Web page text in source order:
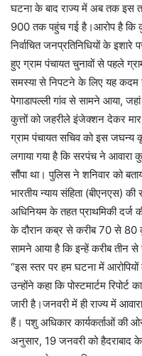
घटना के बाद राज्य में अब तक इस
900 तक पहुंच गई है।आरोप है कि
निर्वाचित जनप्रतिनिधियों के
हुए ग्राम पंचायत चुनावों से पहले
समस्या से निपटने के लिए यह कदम
पेगाडापल्ली गांव से सामने आया,
कुत्तों को जहरीले इंजेक्शन देकर
ग्राम पंचायत सचिव को इस जघन्य
लगाया गया है कि सरपंच ने आवारा
सौंपा था। पुलिस ने शनिवार को
भारतीय न्याय संहिता (बीएनएस)
अधिनियम के तहत प्राथमिकी दर्ज
के दौरान कब्र से करीब 70 से 80
सामने आया है कि इन्हें करीब तीन से
“इस स्तर पर हम घटना में
उन्होंने कहा कि पोस्टमार्टम
जारी है।जनवरी में ही राज्य में
हैं। पशु अधिकार कार्यकर्ताओं की
अनुसार, 19 जनवरी को हैदराबाद